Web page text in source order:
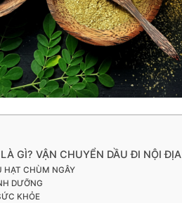
GÌ? VẬN CHUYỂN DẦU ĐI NỘI ĐỊA
HẠT CHÙM NGÂY
DƯỠNG
KHỎE